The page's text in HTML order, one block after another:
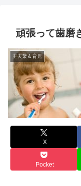
頑張って歯磨
主夫業＆育児
X
Pocket